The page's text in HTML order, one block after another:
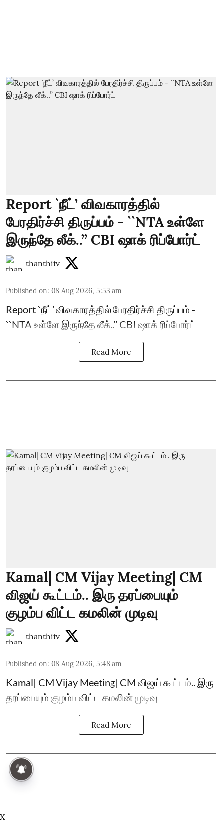
Report `நீட்’ விவகாரத்தில்
பேரதிர்ச்சி திருப்பம் - ``NTA உள்ளே
இருந்தே லீக்..’’ CBI ஷாக் ரிப்போர்ட்
thanthitv
Published on: 08 Aug 2026, 5:53 am
Report `நீட்’ விவகாரத்தில் பேரதிர்ச்சி திருப்பம் -
``NTA உள்ளே இருந்தே லீக்..’’ CBI ஷாக் ரிப்போர்ட்
Read More
Kamal| CM Vijay Meeting| CM
விஜய் கூட்டம்.. இரு தரப்பையும்
குழம்ப விட்ட கமலின் முடிவு
thanthitv
Published on: 08 Aug 2026, 5:48 am
Kamal| CM Vijay Meeting| CM விஜய் கூட்டம்.. இரு
தரப்பையும் குழம்ப விட்ட கமலின் முடிவு
Read More
X